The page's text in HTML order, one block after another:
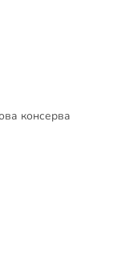
консерва